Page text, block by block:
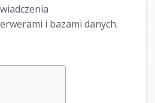
i bazami danych.